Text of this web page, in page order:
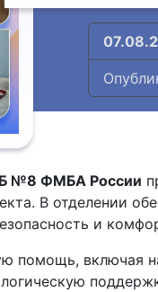
№8 ФМБА России
В отделении
и
помощь, включая